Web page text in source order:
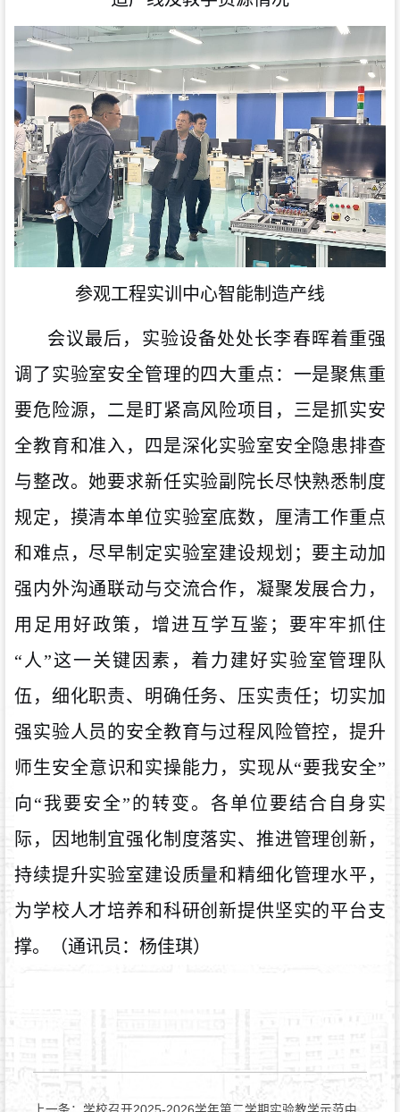
参观工程实训中心智能制造产线
会议最后，实验设备处处长李春晖着重强
调了实验室安全管理的四大重点：一是聚焦重
要危险源，二是盯紧高风险项目，三是抓实安
全教育和准入，四是深化实验室安全隐患排查
与整改。她要求新任实验副院长尽快熟悉制度
规定，摸清本单位实验室底数，厘清工作重点
和难点，尽早制定实验室建设规划；要主动加
强内外沟通联动与交流合作，凝聚发展合力，
用足用好政策，增进互学互鉴；要牢牢抓住
“人”这一关键因素，着力建好实验室管理队
伍，细化职责、明确任务、压实责任；切实加
强实验人员的安全教育与过程风险管控，提升
师生安全意识和实操能力，实现从“要我安全”
向“我要安全”的转变。各单位要结合自身实
际，因地制宜强化制度落实、推进管理创新，
持续提升实验室建设质量和精细化管理水平，
为学校人才培养和科研创新提供坚实的平台支
撑。
（通讯员：杨佳琪）